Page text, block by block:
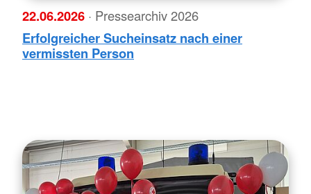
22.06.2026 · Pressearchiv 2026
Erfolgreicher Sucheinsatz nach einer
vermissten Person